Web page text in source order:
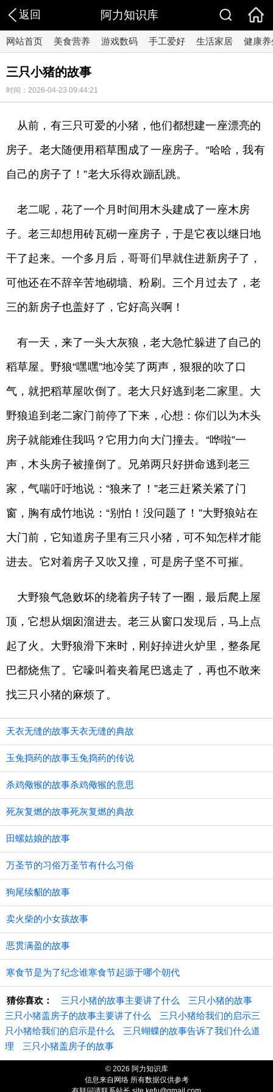
返回 阿力知识库
网站首页 美食营养 游戏数码 手工爱好 生活家居 健康养
三只小猪的故事
时间：2026-04-23 09:44:21
从前，有三只可爱的小猪，他们都想建一座漂亮的
房子。老大随便用稻草围成了一座房子。“哈哈，我有
自己的房子了！”老大乐得欢蹦乱跳。
老二呢，花了一个月时间用木头建成了一座木房
子。老三却想用砖瓦砌一座房子，于是它夜以继日地
干了起来。一个多月后，哥哥们早就住进新房子了，
可他还在不辞辛苦地砌墙、粉刷。三个月过去了，老
三的新房子也盖好了，它好高兴啊！
有一天，来了一头大灰狼，老大急忙躲进了自己的
稻草屋。野狼“嘿嘿”地冷笑了两声，狠狠的吹了口
气，就把稻草屋吹倒了。老大只好逃到老二家里。大
野狼追到老二家门前停了下来，心想：你们以为木头
房子就能难住我吗？它用力向大门撞去。“哗啦”一
声，木头房子被撞倒了。兄弟两只好拼命逃到老三
家，气喘吁吁地说：“狼来了！”老三赶紧关紧了门
窗，胸有成竹地说：“别怕！没问题了！”大野狼站在
大门前，它知道房子里有三只小猪，可不知怎样才能
进去。它对着房子又吹又撞，可是房子坚不可摧。
大野狼气急败坏的绕着房子转了一圈，最后爬上屋
顶，它想从烟囱溜进去。老三从窗口发现后，马上点
起了火。大野狼滑下来时，刚好掉进火炉里，整条尾
巴都烧焦了。它嚎叫着夹着尾巴逃走了，再也不敢来
找三只小猪的麻烦了。
天衣无缝的故事天衣无缝的典故
玉兔捣药的故事玉兔捣药的传说
杀鸡儆猴的故事杀鸡儆猴的意思
死灰复燃的故事死灰复燃的典故
田螺姑娘的故事
万圣节的习俗万圣节有什么习俗
狗尾续貂的故事
卖火柴的小女孩故事
恶贯满盈的故事
寒食节是为了纪念谁寒食节起源于哪个朝代
猜你喜欢： 三只小猪的故事主要讲了什么
三只小猪的故事
三只小猪盖房子的故事主要讲了什么
三只小猪给我们的启示三
只小猪给我们的启示是什么
三只蝴蝶的故事告诉了我们什么道
理
三只小猪盖房子的故事
© 2026 阿力知识库
信息来自网络 所有数据仅供参考